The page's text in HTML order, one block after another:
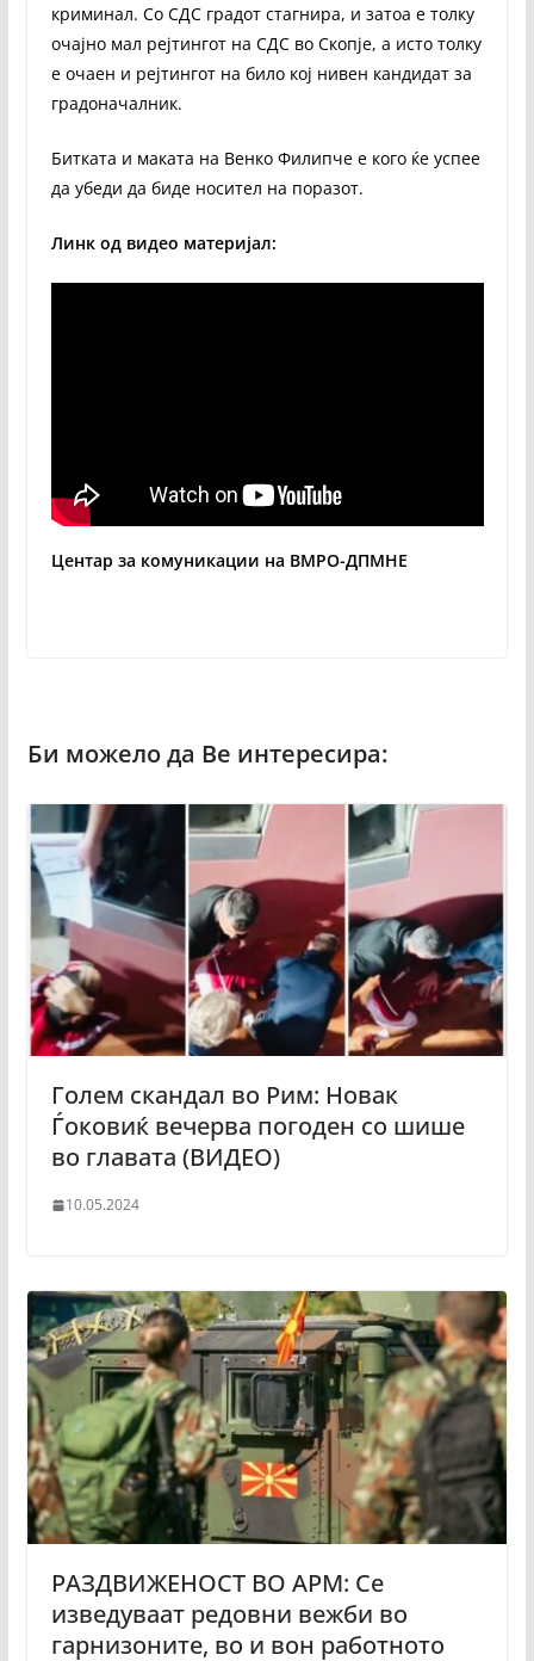
криминал. Со СДС градот стагнира, и затоа е толку
очајно мал рејтингот на СДС во Скопје, а исто толку
е очаен и рејтингот на било кој нивен кандидат за
градоначалник.
Битката и маката на Венко Филипче е кого ќе успее
да убеди да биде носител на поразот.
Линк од видео материјал:
Центар за комуникации на ВМРО-ДПМНЕ
Голем скандал во Рим: Новак
Ѓоковиќ вечерва погоден со шише
во главата (ВИДЕО)
10.05.2024
РАЗДВИЖЕНОСТ ВО АРМ: Се
изведуваат редовни вежби во
гарнизоните, во и вон работното